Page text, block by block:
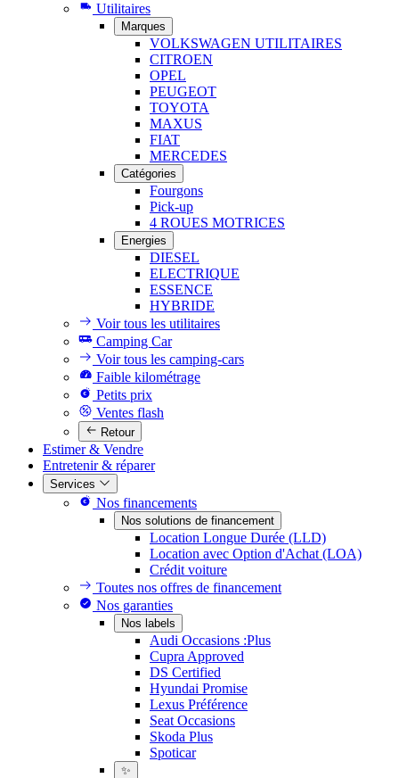
Utilitaires
Marques
VOLKSWAGEN UTILITAIRES
CITROEN
OPEL
PEUGEOT
TOYOTA
MAXUS
FIAT
MERCEDES
Catégories
Fourgons
Pick-up
4 ROUES MOTRICES
Energies
DIESEL
ELECTRIQUE
ESSENCE
HYBRIDE
Voir tous les utilitaires
Camping Car
Voir tous les camping-cars
Faible kilométrage
Petits prix
Ventes flash
Retour
Estimer & Vendre
Entretenir & réparer
Services
Nos financements
Nos solutions de financement
Location Longue Durée (LLD)
Location avec Option d'Achat (LOA)
Crédit voiture
Toutes nos offres de financement
Nos garanties
Nos labels
Audi Occasions :Plus
Cupra Approved
DS Certified
Hyundai Promise
Lexus Préférence
Seat Occasions
Skoda Plus
Spoticar
✨